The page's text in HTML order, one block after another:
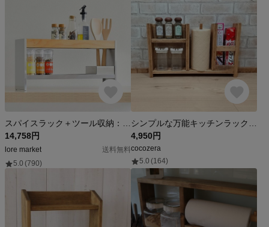
14,758円
lore market
送料無料
5.0 (790)
4,950円
cocozera
5.0 (164)